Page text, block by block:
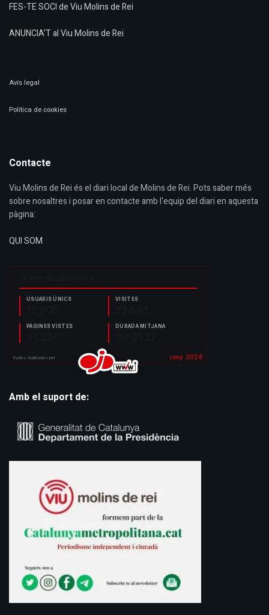
FES-TE SOCI de Viu Molins de Rei
ANUNCIA'T al Viu Molins de Rei
Avís legal
Política de cookies
Contacte
Viu Molins de Rei és el diari local de Molins de Rei. Pots saber més
sobre nosaltres i posar en contacte amb l'equip del diari en aquesta
pàgina:
QUI SOM
Amb el suport de: